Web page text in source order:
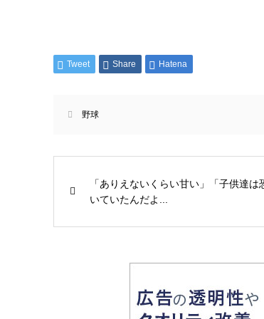
Tweet Share Hatena
野球
「ありえないくらい甘い」「子供達は
いていたんだよ...